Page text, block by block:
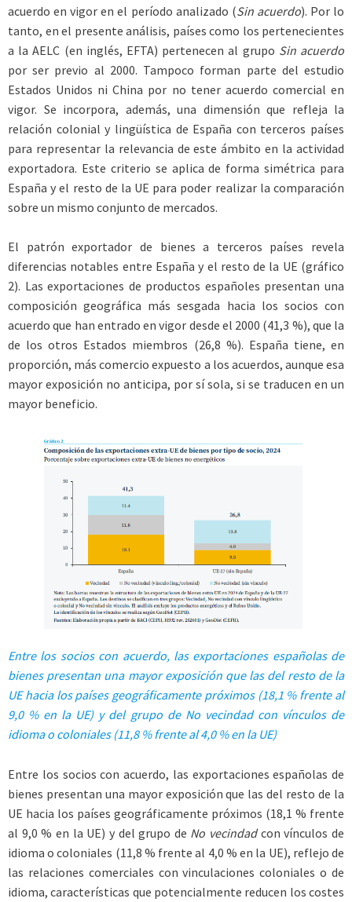
acuerdo en vigor en el período analizado (Sin acuerdo). Por lo
tanto, en el presente análisis, países como los pertenecientes
a la AELC (en inglés, EFTA) pertenecen al grupo Sin acuerdo
por ser previo al 2000. Tampoco forman parte del estudio
Estados Unidos ni China por no tener acuerdo comercial en
vigor. Se incorpora, además, una dimensión que refleja la
relación colonial y lingüística de España con terceros países
para representar la relevancia de este ámbito en la actividad
exportadora. Este criterio se aplica de forma simétrica para
España y el resto de la UE para poder realizar la comparación
sobre un mismo conjunto de mercados.
El patrón exportador de bienes a terceros países revela
diferencias notables entre España y el resto de la UE (gráfico
2). Las exportaciones de productos españoles presentan una
composición geográfica más sesgada hacia los socios con
acuerdo que han entrado en vigor desde el 2000 (41,3 %), que la
de los otros Estados miembros (26,8 %). España tiene, en
proporción, más comercio expuesto a los acuerdos, aunque esa
mayor exposición no anticipa, por sí sola, si se traducen en un
mayor beneficio.
Entre los socios con acuerdo, las exportaciones españolas de
bienes presentan una mayor exposición que las del resto de la
UE hacia los países geográficamente próximos (18,1 % frente al
9,0 % en la UE) y del grupo de No vecindad con vínculos de
idioma o coloniales (11,8 % frente al 4,0 % en la UE)
Entre los socios con acuerdo, las exportaciones españolas de
bienes presentan una mayor exposición que las del resto de la
UE hacia los países geográficamente próximos (18,1 % frente
al 9,0 % en la UE) y del grupo de No vecindadcon vínculos de
idioma o coloniales (11,8 % frente al 4,0 % en la UE), reflejo de
las relaciones comerciales con vinculaciones coloniales o de
idioma, características que potencialmente reducen los costes